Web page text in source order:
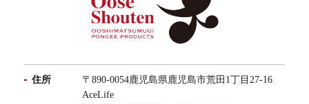
住所
〒890-0054鹿児島県鹿児島市荒田1丁目27-16
AceLife